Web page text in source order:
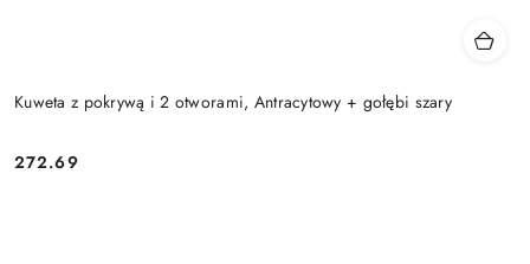
Kuweta z pokrywą i 2 otworami, Antracytowy + gołębi szary
Cena:
272.69